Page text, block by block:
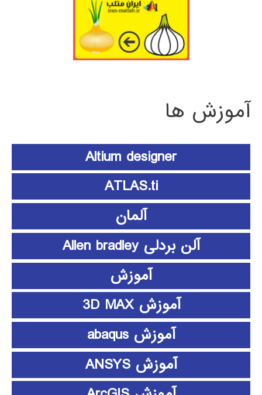
آموزش ها
Altium designer
ATLAS.ti
آلمان
آلن بردلی Allen bradley
آموزش
آموزش 3D MAX
آموزش abaqus
آموزش ANSYS